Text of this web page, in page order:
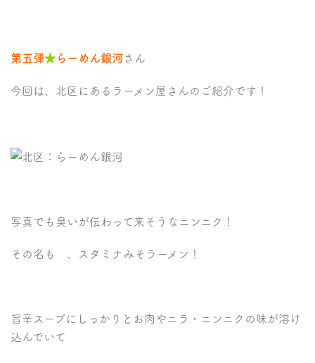
弾
の
第五弾★ らーめん銀河 さん
今回は、北区にあるラーメン屋さんのご紹介です！
写真でも臭いが伝わって来そうなニンニク！
その名も 、スタミナみそラーメン！
旨辛スープにしっかりとお肉やニラ・ニンニクの味が溶け
込んでいて